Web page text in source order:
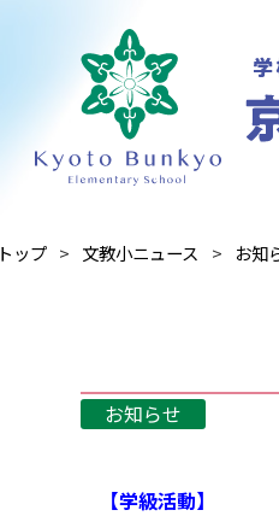
トップ 文教小ニュース お知
お知らせ
【学級活動】